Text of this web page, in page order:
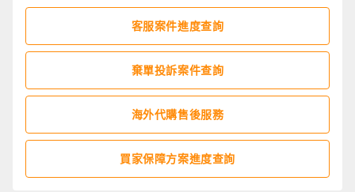
客服案件進度查詢
棄單投訴案件查詢
海外代購售後服務
買家保障方案進度查詢